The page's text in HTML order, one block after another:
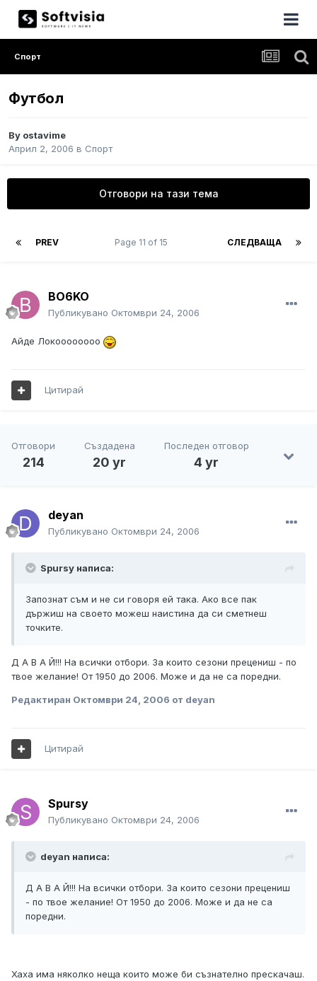
Спорт
Футбол
By ostavime
Април 2, 2006 в Спорт
Отговори на тази тема
PREV СЛЕДВАЩА
Page 11 of 15
BO6KO
Публикувано Октомври 24, 2006
Айде Локоооооооо
Цитирай
Отговори
214
Създадена
20 yr
Последен отговор
4 yr
deyan
Публикувано Октомври 24, 2006
Spursy написа:
Запознат съм и не си говоря ей така. Ако все пак
държиш на своето можеш наистина да си сметнеш
точките.
Д А В А Й!!! На всички отбори. За които сезони прецениш - по
твое желание! От 1950 до 2006. Може и да не са поредни.
Редактиран Октомври 24, 2006 от deyan
Цитирай
Spursy
Публикувано Октомври 24, 2006
deyan написа:
Д А В А Й!!! На всички отбори. За които сезони прецениш
- по твое желание! От 1950 до 2006. Може и да не са
поредни.
Хаха има няколко неща които може би съзнателно прескачаш.